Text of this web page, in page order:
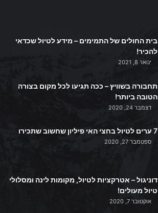
בית החולים של התמימים – מידע לטיול שכדאי
להכיר!
ינואר 8, 2021
תחבורה בשוויץ – ככה תגיעו לכל מקום בצורה
הטובה ביותר!
דצמבר 24, 2020
7 ערים לטיול בחצי האי פיליון שחשוב שתכירו
ספטמבר 27, 2020
דוניגול – אטרקציות לטיול, מקומות לינה ומסלולי
טיול מעולים!
אוקטובר 7, 2020